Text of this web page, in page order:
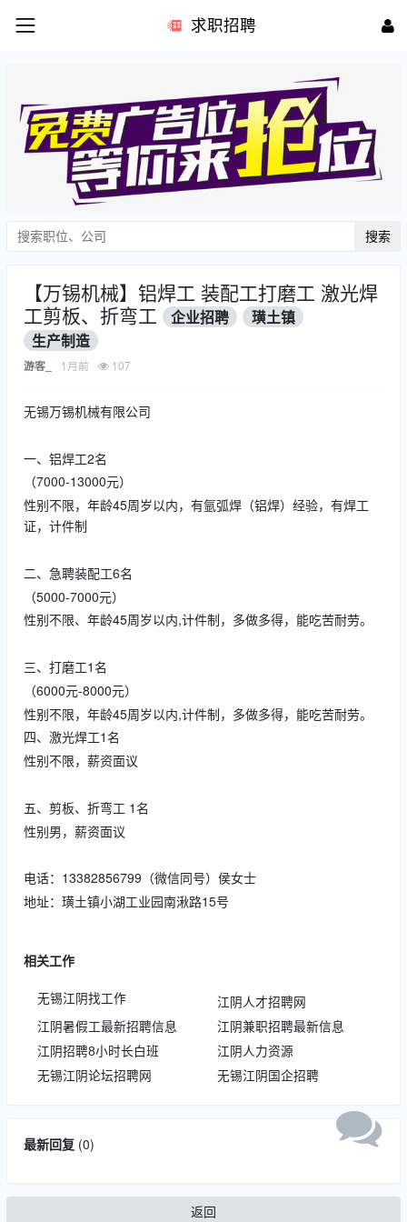
求职招聘
搜索
【万锡机械】铝焊工 装配工打磨工 激光焊
工剪板、折弯工
企业招聘
璜土镇
生产制造
游客_ 1月前 107
无锡万锡机械有限公司
一、铝焊工2名
（7000-13000元）
性别不限，年龄45周岁以内，有氩弧焊（铝焊）经验，有焊工
证，计件制
二、急聘装配工6名
（5000-7000元）
性别不限、年龄45周岁以内,计件制，多做多得，能吃苦耐劳。
三、打磨工1名
（6000元-8000元）
性别不限，年龄45周岁以内,计件制，多做多得，能吃苦耐劳。
四、激光焊工1名
性别不限，薪资面议
五、剪板、折弯工 1名
性别男，薪资面议
电话：13382856799（微信同号）侯女士
地址：璜土镇小湖工业园南湫路15号
相关工作
无锡江阴找工作
江阴人才招聘网
江阴暑假工最新招聘信息
江阴兼职招聘最新信息
江阴招聘8小时长白班
江阴人力资源
无锡江阴论坛招聘网
无锡江阴国企招聘
最新回复(0)
返回